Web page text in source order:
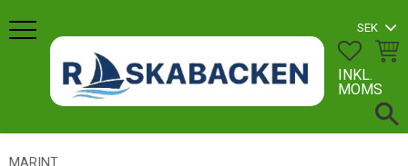
Meny
INKL.
MOMS
MARINT